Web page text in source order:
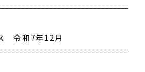
令和7年12月